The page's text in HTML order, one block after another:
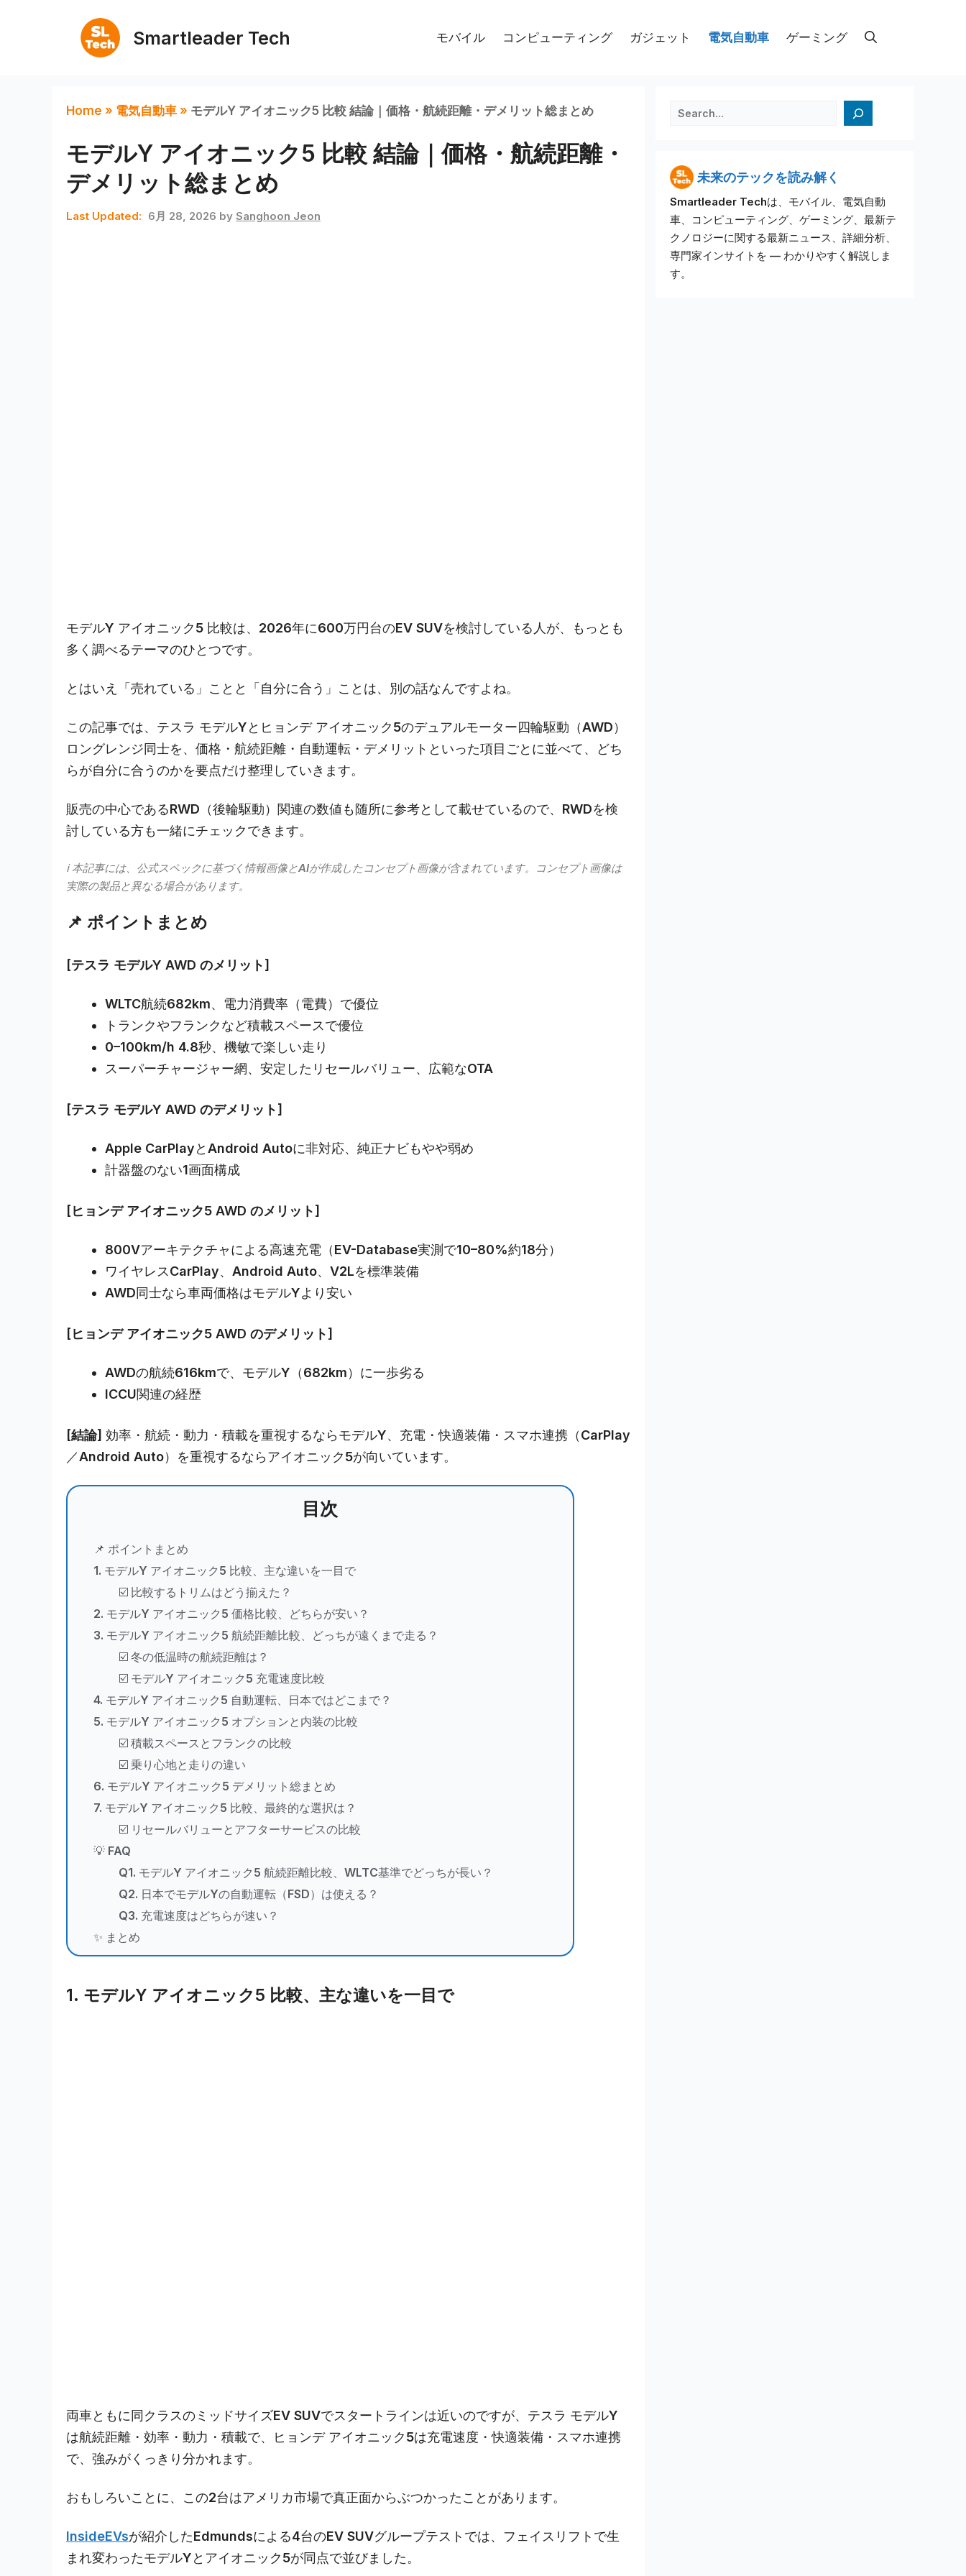
Smartleader Tech モバイル コンピューティング ガジェット 電気自動車 ゲーミング
Home » 電気自動車 » モデルY アイオニック5 比較 結論｜価格・航続距離・デメリット総まとめ
モデルY アイオニック5 比較 結論｜価格・航続距離・
デメリット総まとめ
6月 28, 2026 by Sanghoon Jeon
モデルY アイオニック5 比較は、2026年に600万円台のEV SUVを検討している人が、もっとも
多く調べるテーマのひとつです。
とはいえ「売れている」ことと「自分に合う」ことは、別の話なんですよね。
この記事では、テスラ モデルYとヒョンデ アイオニック5のデュアルモーター四輪駆動（AWD）
ロングレンジ同士を、価格・航続距離・自動運転・デメリットといった項目ごとに並べて、どち
らが自分に合うのかを要点だけ整理していきます。
販売の中心であるRWD（後輪駆動）関連の数値も随所に参考として載せているので、RWDを検
討している方も一緒にチェックできます。
ℹ️ 本記事には、公式スペックに基づく情報画像とAIが作成したコンセプト画像が含まれています。コンセプト画像は
実際の製品と異なる場合があります。
📌 ポイントまとめ
[テスラ モデルY AWD のメリット]
WLTC航続682km、電力消費率（電費）で優位
トランクやフランクなど積載スペースで優位
0–100km/h 4.8秒、機敏で楽しい走り
スーパーチャージャー網、安定したリセールバリュー、広範なOTA
[テスラ モデルY AWD のデメリット]
Apple CarPlayとAndroid Autoに非対応、純正ナビもやや弱め
計器盤のない1画面構成
[ヒョンデ アイオニック5 AWD のメリット]
800Vアーキテクチャによる高速充電（EV-Database実測で10–80%約18分）
ワイヤレスCarPlay、Android Auto、V2Lを標準装備
AWD同士なら車両価格はモデルYより安い
[ヒョンデ アイオニック5 AWD のデメリット]
AWDの航続616kmで、モデルY（682km）に一歩劣る
ICCU関連の経歴
[結論] 効率・航続・動力・積載を重視するならモデルY、充電・快適装備・スマホ連携（CarPlay
／Android Auto）を重視するならアイオニック5が向いています。
目次
📌 ポイントまとめ
1. モデルY アイオニック5 比較、主な違いを一目で
☑️ 比較するトリムはどう揃えた？
2. モデルY アイオニック5 価格比較、どちらが安い？
3. モデルY アイオニック5 航続距離比較、どっちが遠くまで走る？
☑️ 冬の低温時の航続距離は？
☑️ モデルY アイオニック5 充電速度比較
4. モデルY アイオニック5 自動運転、日本ではどこまで？
5. モデルY アイオニック5 オプションと内装の比較
☑️ 積載スペースとフランクの比較
☑️ 乗り心地と走りの違い
6. モデルY アイオニック5 デメリット総まとめ
7. モデルY アイオニック5 比較、最終的な選択は？
☑️ リセールバリューとアフターサービスの比較
💡 FAQ
Q1. モデルY アイオニック5 航続距離比較、WLTC基準でどっちが長い？
Q2. 日本でモデルYの自動運転（FSD）は使える？
Q3. 充電速度はどちらが速い？
✨ まとめ
1. モデルY アイオニック5 比較、主な違いを一目で
両車ともに同クラスのミッドサイズEV SUVでスタートラインは近いのですが、テスラ モデルY
は航続距離・効率・動力・積載で、ヒョンデ アイオニック5は充電速度・快適装備・スマホ連携
で、強みがくっきり分かれます。
おもしろいことに、この2台はアメリカ市場で真正面からぶつかったことがあります。
InsideEVsが紹介したEdmundsによる4台のEV SUVグループテストでは、フェイスリフトで生
まれ変わったモデルYとアイオニック5が同点で並びました。
검색
未来のテックを読み解く
Smartleader Techは、モバイル、電気自動
車、コンピューティング、ゲーミング、最新テ
クノロジーに関する最新ニュース、詳細分析、
専門家インサイトを — わかりやすく解説しま
す。